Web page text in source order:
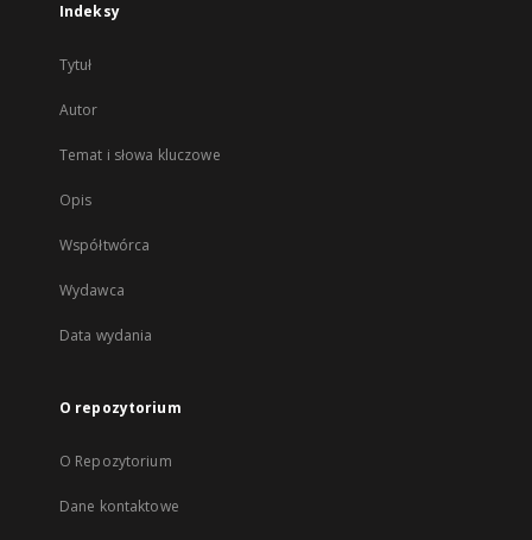
Indeksy
Tytuł
Autor
Temat i słowa kluczowe
Opis
Współtwórca
Wydawca
Data wydania
O repozytorium
O Repozytorium
Dane kontaktowe